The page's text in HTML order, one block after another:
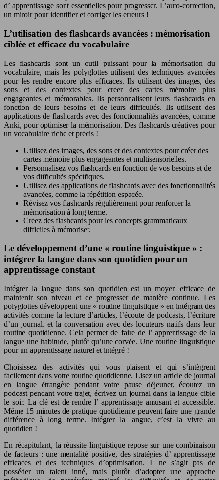
d’ apprentissage sont essentielles pour progresser. L’auto-correction,
un miroir pour identifier et corriger les erreurs !
L’utilisation des flashcards avancées : mémorisation
ciblée et efficace du vocabulaire
Les flashcards sont un outil puissant pour la mémorisation du
vocabulaire, mais les polyglottesutilisent des techniques avancées
pour les rendre encore plus efficaces. Ils utilisent des images, des
sons et des contextes pour créer des cartes mémoire plus
engageantes et mémorables. Ils personnalisent leurs flashcards en
fonction de leurs besoins et de leurs difficultés. Ils utilisent des
applications de flashcards avec des fonctionnalités avancées, comme
Anki, pour optimiser la mémorisation. Des flashcards créatives pour
un vocabulaire riche et précis !
Utilisez des images, des sons et des contextes pour créer des
cartes mémoire plus engageantes et multisensorielles.
Personnalisez vos flashcards en fonction de vos besoins et de
vos difficultés spécifiques.
Utilisez des applications de flashcards avec des fonctionnalités
avancées, comme la répétition espacée.
Révisez vos flashcards régulièrement pour renforcer la
mémorisation à long terme.
Créez des flashcards pour les concepts grammaticaux
difficiles à mémoriser.
Le développement d’une « routine linguistique » :
intégrer la langue dans son quotidien pour un
apprentissage constant
Intégrer la langue dans son quotidien est un moyen efficace de
maintenir son niveau et de progresser de manière continue. Les
polyglottesdéveloppent une « routine linguistique » en intégrant des
activités comme la lecture d’articles, l’écoute de podcasts, l’écriture
d’un journal, et la conversation avec des locuteurs natifs dans leur
routine quotidienne. Cela permet de faire de l’ apprentissage de la
langue une habitude, plutôt qu’une corvée. Une routine linguistique
pour un apprentissage naturel et intégré !
Choisissez des activités qui vous plaisent et qui s’intègrent
facilement dans votre routine quotidienne. Lisez un article de journal
en langue étrangère pendant votre pause déjeuner, écoutez un
podcast pendant votre trajet, écrivez un journal dans la langue cible
le soir. La clé est de rendre l’apprentissageamusant et accessible.
Même 15 minutesde pratique quotidienne peuvent faire une grande
différence à long terme. Intégrer la langue, c’est la vivre au
quotidien !
En récapitulant, laréussite linguistique repose sur une combinaison
de facteurs : une mentalité positive, des stratégies d’ apprentissage
efficaces et des techniques d’optimisation. Il ne s’agit pas de
posséder un talent inné, mais plutôt d’adopter une approche